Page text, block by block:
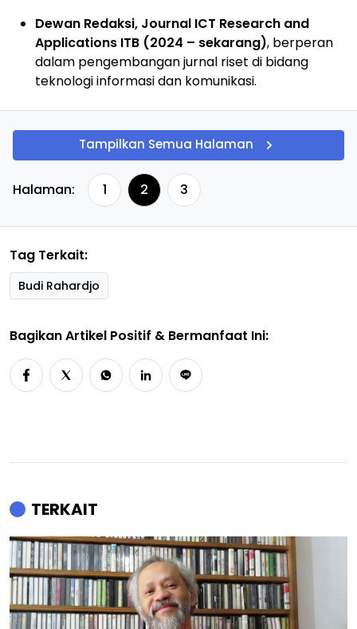
Dewan Redaksi, Journal ICT Research and
Applications ITB (2024 – sekarang), berperan
dalam pengembangan jurnal riset di bidang
teknologi informasi dan komunikasi.
Tampilkan Semua Halaman
Halaman: 1 2 3
Tag Terkait:
Budi Rahardjo
Bagikan Artikel Positif & Bermanfaat Ini:
TERKAIT